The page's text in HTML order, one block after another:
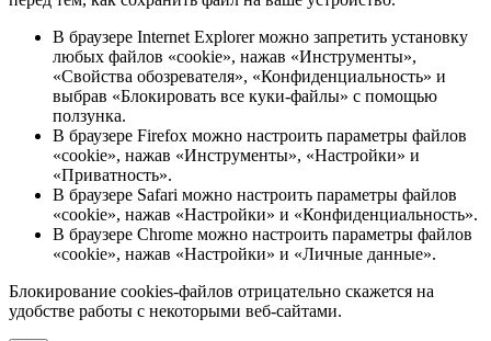
В браузере Internet Explorer можно запретить установку
любых файлов «cookie», нажав «Инструменты»,
«Свойства обозревателя», «Конфиденциальность» и
выбрав «Блокировать все куки-файлы» с помощью
ползунка.
В браузере Firefox можно настроить параметры файлов
«cookie», нажав «Инструменты», «Настройки» и
«Приватность».
В браузере Safari можно настроить параметры файлов
«cookie», нажав «Настройки» и «Конфиденциальность».
В браузере Chrome можно настроить параметры файлов
«cookie», нажав «Настройки» и «Личные данные».
Блокирование cookies-файлов отрицательно скажется на
удобстве работы с некоторыми веб-сайтами.